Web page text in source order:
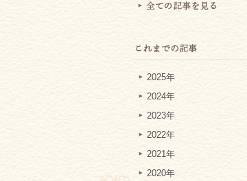
2025年
2024年
2023年
2022年
2021年
2020年